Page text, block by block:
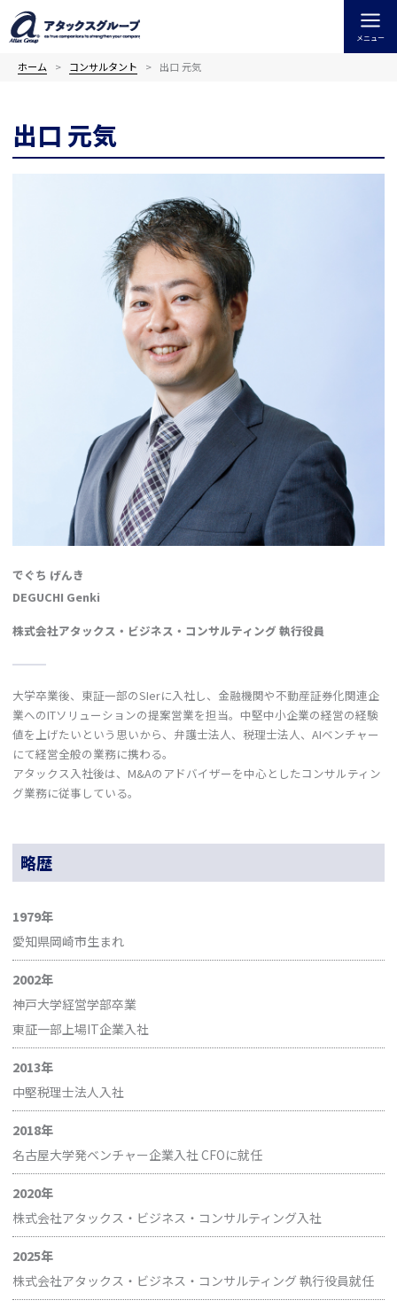
容
を
メニュー
ホーム コンサルタント 出口 元気
出口 元気
でぐち げんき
DEGUCHI Genki
株式会社アタックス・ビジネス・コンサルティング 執行役員
大学卒業後、東証一部のSIerに入社し、金融機関や不動産証券化関連企
業へのITソリューションの提案営業を担当。中堅中小企業の経営の経験
値を上げたいという思いから、弁護士法人、税理士法人、AIベンチャー
にて経営全般の業務に携わる。
アタックス入社後は、M&Aのアドバイザーを中心としたコンサルティン
グ業務に従事している。
略歴
1979年
愛知県岡崎市生まれ
2002年
神戸大学経営学部卒業
東証一部上場IT企業入社
2013年
中堅税理士法人入社
2018年
名古屋大学発ベンチャー企業入社 CFOに就任
2020年
株式会社アタックス・ビジネス・コンサルティング入社
2025年
株式会社アタックス・ビジネス・コンサルティング 執行役員就任